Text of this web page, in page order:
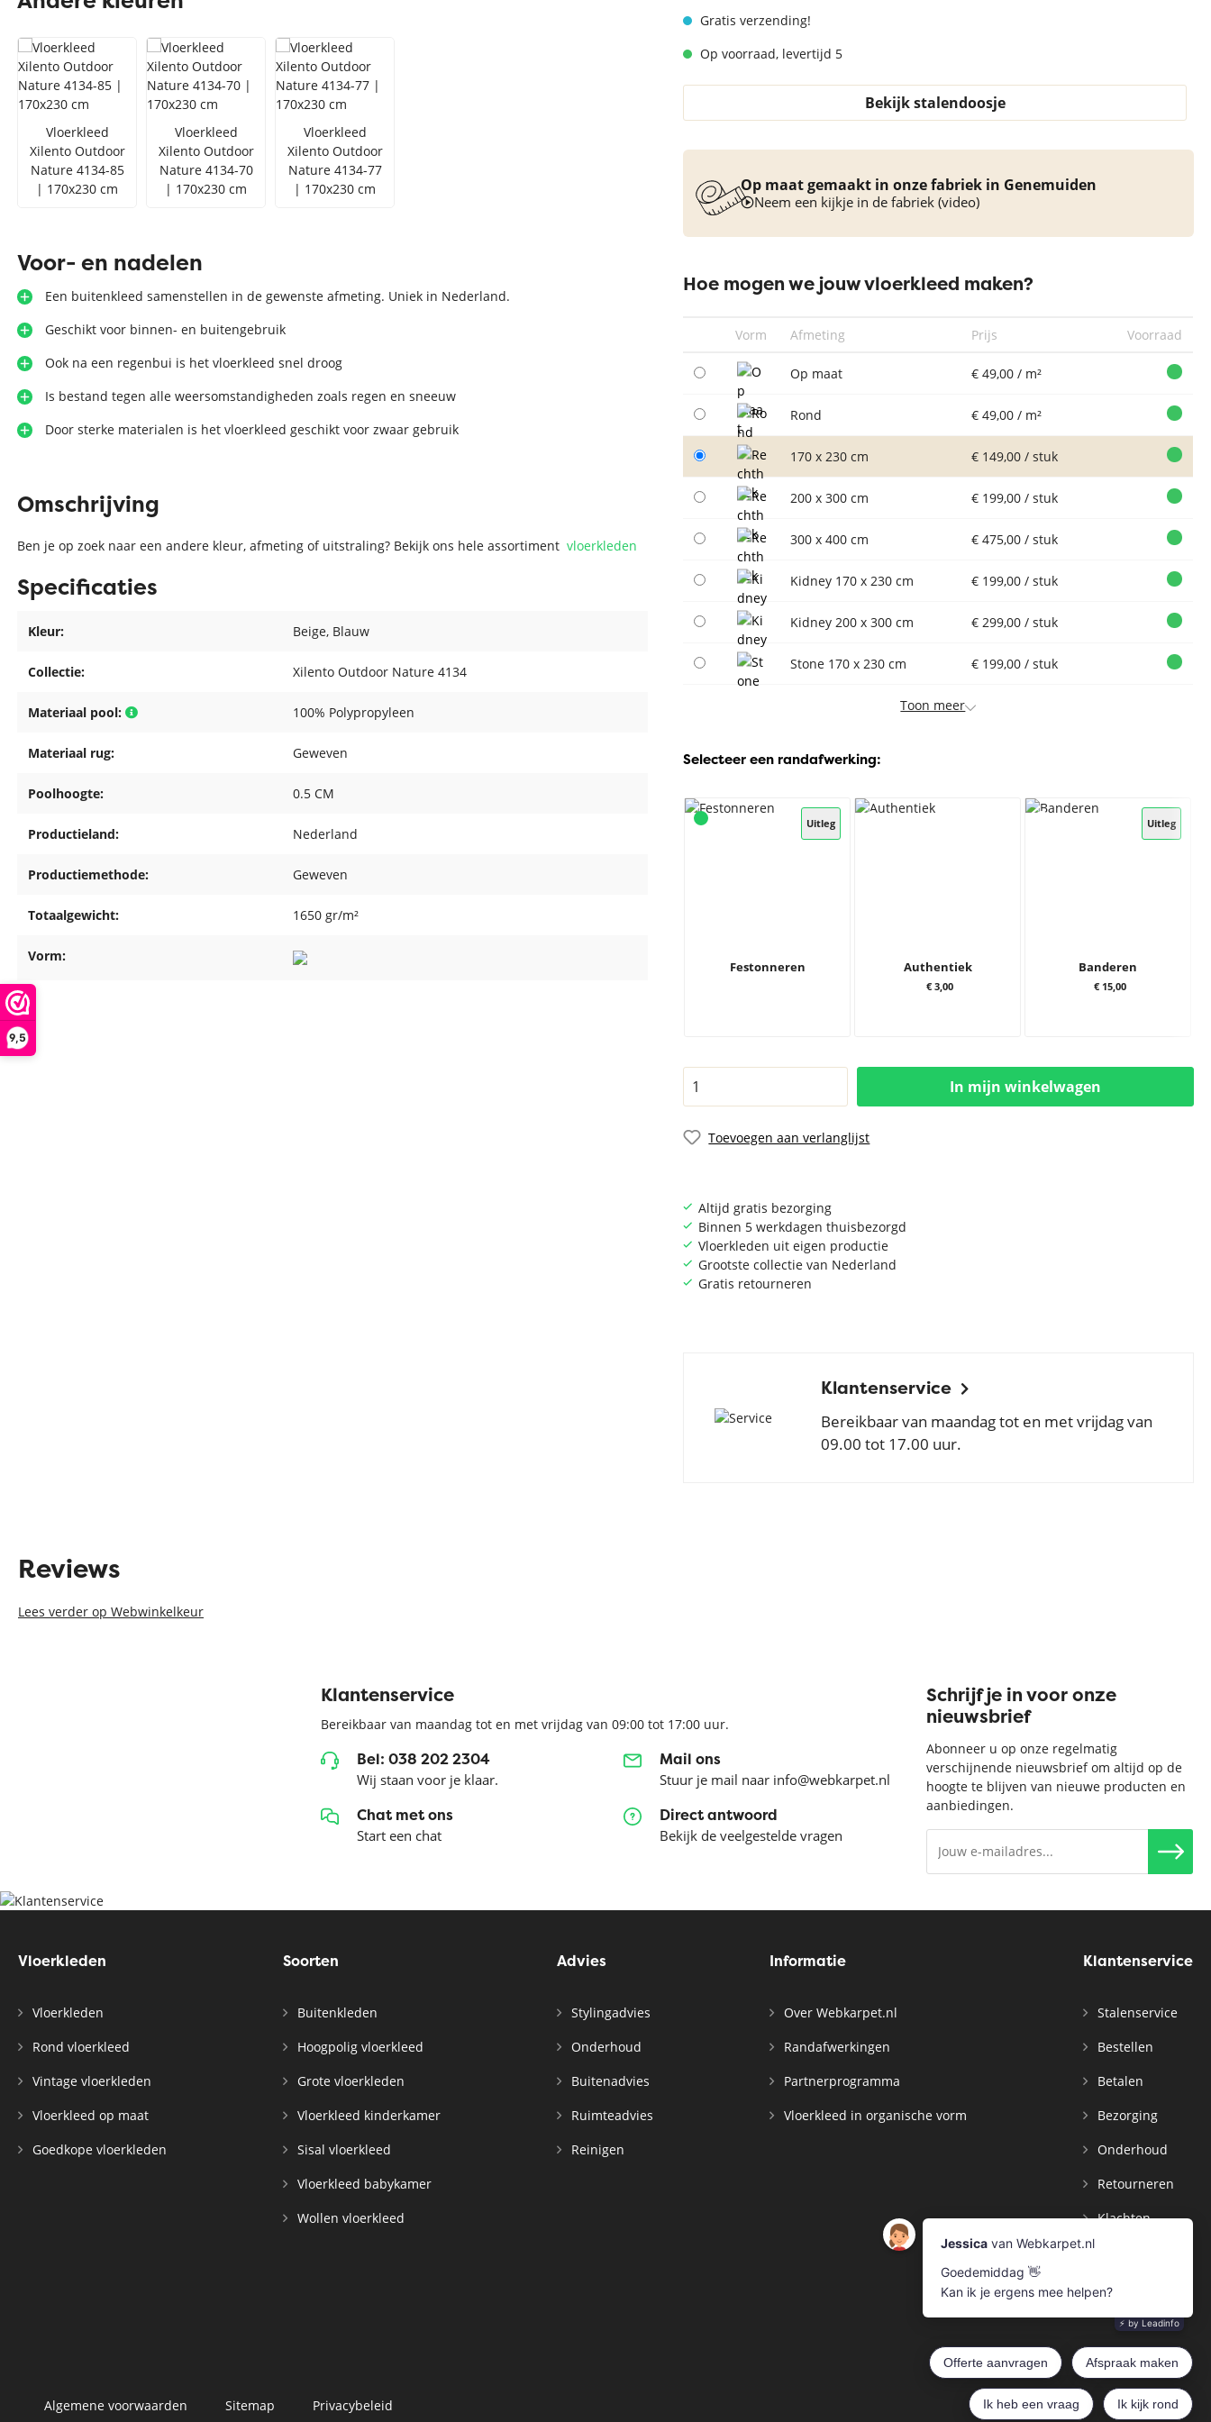
9,5
Vloerkleed zwart wit
Vloerkleed turquoise
Toon alles Kleuren
Toon alles Soorten
Toon alles Afmetingen
Toon alles Merken
Gratis verzending!
Op voorraad, levertijd 5
Bekijk stalendoosje
Op maat gemaakt in onze fabriek in Genemuiden
Neem een kijkje in de fabriek (video)
Hoe mogen we jouw vloerkleed maken?
Vorm Afmeting Prijs Voorraad
Op maat € 49,00 / m²
Rond € 49,00 / m²
170 x 230 cm € 149,00 / stuk
200 x 300 cm € 199,00 / stuk
300 x 400 cm € 475,00 / stuk
Kidney 170 x 230 cm € 199,00 / stuk
Kidney 200 x 300 cm € 299,00 / stuk
Stone 170 x 230 cm € 199,00 / stuk
Toon meer
Selecteer een randafwerking:
Uitleg
Festonneren Authentiek
€ 3,00
Uitleg
Banderen
€ 15,00
In mijn winkelwagen
Toevoegen aan verlanglijst
Vloerkleed
Xilento Outdoor
Nature 4134-85
| 170x230 cm
Vloerkleed
Xilento Outdoor
Nature 4134-70
| 170x230 cm
Vloerkleed
Xilento Outdoor
Nature 4134-77
| 170x230 cm
Altijd gratis bezorging
Binnen 5 werkdagen thuisbezorgd
Vloerkleden uit eigen productie
Grootste collectie van Nederland
Gratis retourneren
Voor- en nadelen
Een buitenkleed samenstellen in de gewenste afmeting. Uniek in Nederland.
Geschikt voor binnen- en buitengebruik
Ook na een regenbui is het vloerkleed snel droog
Is bestand tegen alle weersomstandigheden zoals regen en sneeuw
Door sterke materialen is het vloerkleed geschikt voor zwaar gebruik
Klantenservice
Bereikbaar van maandag tot en met vrijdag van
09.00 tot 17.00 uur.
Omschrijving
Ben je op zoek naar een andere kleur, afmeting of uitstraling? Bekijk ons hele assortimentvloerkleden
Specificaties
Kleur: Beige, Blauw
Collectie: Xilento Outdoor Nature 4134
Materiaal pool: 100% Polypropyleen
Materiaal rug: Geweven
Poolhoogte: 0.5 CM
Productieland: Nederland
Productiemethode: Geweven
Totaalgewicht: 1650 gr/m²
Vorm:
Reviews
Lees verder op Webwinkelkeur
Klantenservice
Bereikbaar van maandag tot en met vrijdag van 09:00 tot 17:00 uur.
Bel: 038 202 2304
Wij staan voor je klaar.
Mail ons
Stuur je mail naar info@webkarpet.nl
Chat met ons
Start een chat
Direct antwoord
Bekijk de veelgestelde vragen
Schrijf je in voor onze
nieuwsbrief
Abonneer u op onze regelmatig
verschijnende nieuwsbrief om altijd op de
hoogte te blijven van nieuwe producten en
aanbiedingen.
Vloerkleden
Vloerkleden
Rond vloerkleed
Vintage vloerkleden
Vloerkleed op maat
Goedkope vloerkleden
Soorten
Buitenkleden
Hoogpolig vloerkleed
Grote vloerkleden
Vloerkleed kinderkamer
Sisal vloerkleed
Vloerkleed babykamer
Wollen vloerkleed
Advies
Stylingadvies
Onderhoud
Buitenadvies
Ruimteadvies
Reinigen
Informatie
Over Webkarpet.nl
Randafwerkingen
Partnerprogramma
Vloerkleed in organische vorm
Klantenservice
Stalenservice
Bestellen
Betalen
Bezorging
Onderhoud
Retourneren
Klachten
Contact
Mijn Account
Algemene voorwaarden Sitemap Privacybeleid